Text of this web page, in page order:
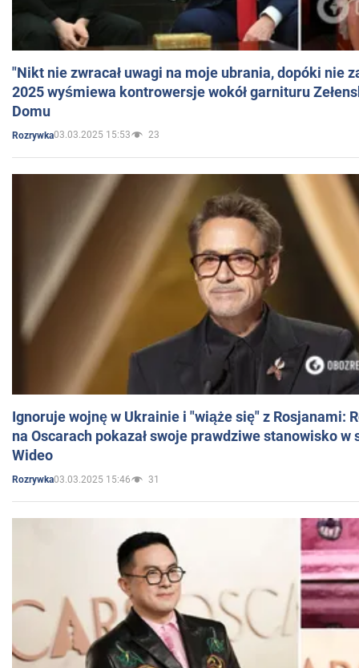
"Nikt nie zwracał uwagi na moje ubrania, dopóki nie
2025 wyśmiewa kontrowersje wokół garnituru
Domu
Rozrywka03.03.2025 15:53 23
Ignoruje wojnę w Ukrainie i "wiąże się" z Rosjanami:
na Oscarach pokazał swoje prawdziwe stanowisko w
Wideo
Rozrywka03.03.2025 15:46 31